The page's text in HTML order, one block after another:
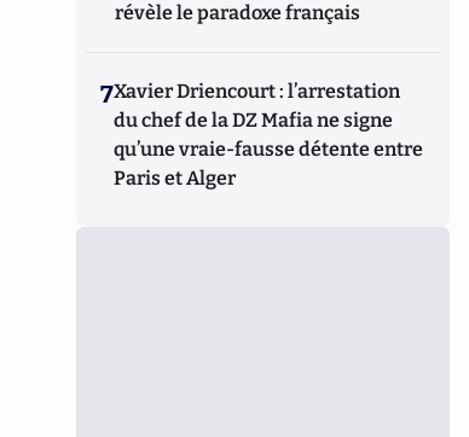
révèle le paradoxe français
7Xavier Driencourt : l’arrestation
du chef de la DZ Mafia ne signe
qu’une vraie-fausse détente entre
Paris et Alger